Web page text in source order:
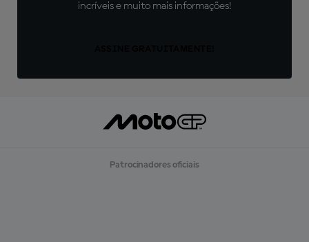
incríveis e muito mais informações!
Patrocinadores oficiais